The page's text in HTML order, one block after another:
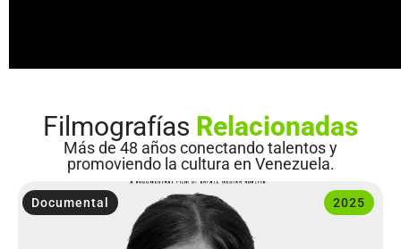
Filmografías Relacionadas
Más de 48 años conectando talentos y
promoviendo la cultura en Venezuela.
2025
Documental